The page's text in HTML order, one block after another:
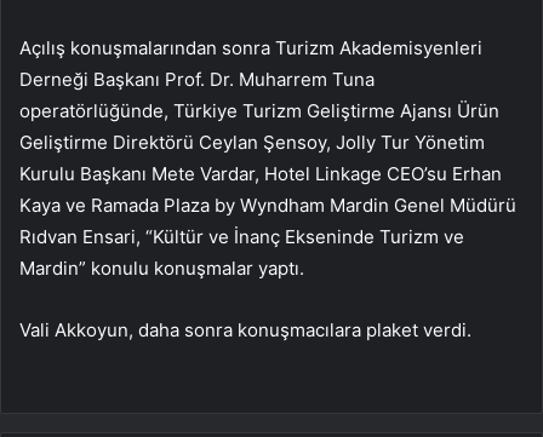
Açılış konuşmalarından sonra Turizm Akademisyenleri
Derneği Başkanı Prof. Dr. Muharrem Tuna
operatörlüğünde, Türkiye Turizm Geliştirme Ajansı Ürün
Geliştirme Direktörü Ceylan Şensoy, Jolly Tur Yönetim
Kurulu Başkanı Mete Vardar, Hotel Linkage CEO’su Erhan
Kaya ve Ramada Plaza by Wyndham Mardin Genel Müdürü
Rıdvan Ensari, “Kültür ve İnanç Ekseninde Turizm ve
Mardin” konulu konuşmalar yaptı.
Vali Akkoyun, daha sonra konuşmacılara plaket verdi.